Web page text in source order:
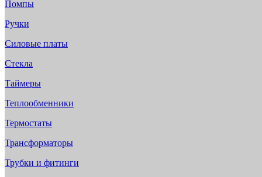
Помпы
Ручки
Силовые платы
Стекла
Таймеры
Теплообменники
Термостаты
Трансформаторы
Трубки и фитинги